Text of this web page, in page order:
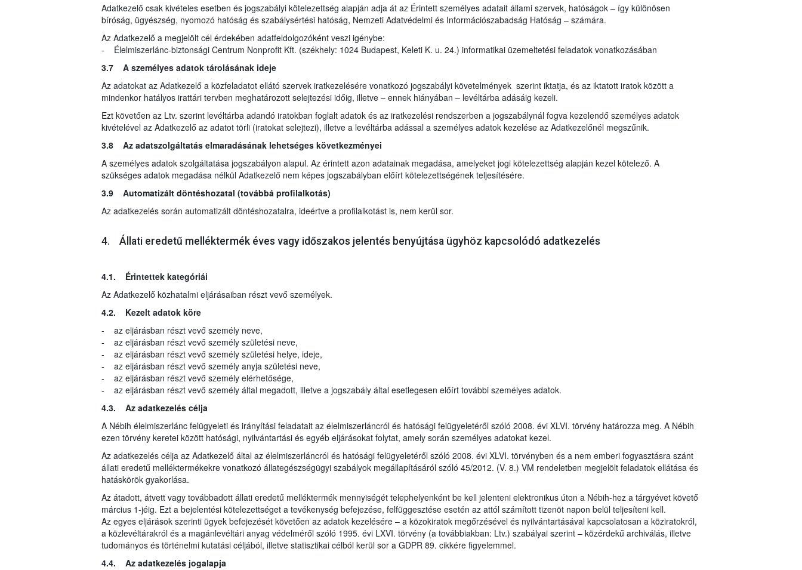
Adatkezelő csak kivételes esetben és jogszabályi kötelezettség alapján adja át az Érintett személyes adatait állami szervek, hatóságok – így különösen
bíróság, ügyészség, nyomozó hatóság és szabálysértési hatóság, Nemzeti Adatvédelmi és Információszabadság Hatóság – számára.
Az Adatkezelő a megjelölt cél érdekében adatfeldolgozóként veszi igénybe:
- Élelmiszerlánc-biztonsági Centrum Nonprofit Kft. (székhely: 1024 Budapest, Keleti K. u. 24.) informatikai üzemeltetési feladatok vonatkozásában
3.7 A személyes adatok tárolásának ideje
Az adatokat az Adatkezelő a közfeladatot ellátó szervek iratkezelésére vonatkozó jogszabályi követelmények szerint iktatja, és az iktatott iratok között a
mindenkor hatályos irattári tervben meghatározott selejtezési időig, illetve – ennek hiányában – levéltárba adásáig kezeli.
Ezt követően az Ltv. szerint levéltárba adandó iratokban foglalt adatok és az iratkezelési rendszerben a jogszabálynál fogva kezelendő személyes adatok
kivételével az Adatkezelő az adatot törli (iratokat selejtezi), illetve a levéltárba adással a személyes adatok kezelése az Adatkezelőnél megszűnik.
3.8 Az adatszolgáltatás elmaradásának lehetséges következményei
A személyes adatok szolgáltatása jogszabályon alapul. Az érintett azon adatainak megadása, amelyeket jogi kötelezettség alapján kezel kötelező. A
szükséges adatok megadása nélkül Adatkezelő nem képes jogszabályban előírt kötelezettségének teljesítésére.
3.9 Automatizált döntéshozatal (továbbá profilalkotás)
Az adatkezelés során automatizált döntéshozatalra, ideértve a profilalkotást is, nem kerül sor.
4. Állati eredetű melléktermék éves vagy időszakos jelentés benyújtása ügyhöz kapcsolódó adatkezelés
4.1. Érintettek kategóriái
Az Adatkezelő közhatalmi eljárásaiban részt vevő személyek.
4.2. Kezelt adatok köre
- az eljárásban részt vevő személy neve,
- az eljárásban részt vevő személy születési neve,
- az eljárásban részt vevő személy születési helye, ideje,
- az eljárásban részt vevő személy anyja születési neve,
- az eljárásban részt vevő személy elérhetősége,
- az eljárásban részt vevő személy által megadott, illetve a jogszabály által esetlegesen előírt további személyes adatok.
4.3. Az adatkezelés célja
A Nébih élelmiszerlánc felügyeleti és irányítási feladatait az élelmiszerláncról és hatósági felügyeletéről szóló 2008. évi XLVI. törvény határozza meg. A Nébih
ezen törvény keretei között hatósági, nyilvántartási és egyéb eljárásokat folytat, amely során személyes adatokat kezel.
Az adatkezelés célja az Adatkezelő által az élelmiszerláncról és hatósági felügyeletéről szóló 2008. évi XLVI. törvényben és a nem emberi fogyasztásra szánt
állati eredetű melléktermékekre vonatkozó állategészségügyi szabályok megállapításáról szóló 45/2012. (V. 8.) VM rendeletben megjelölt feladatok ellátása és
hatáskörök gyakorlása.
Az átadott, átvett vagy továbbadott állati eredetű melléktermék mennyiségét telephelyenként be kell jelenteni elektronikus úton a Nébih-hez a tárgyévet követő
március 1-jéig. Ezt a bejelentési kötelezettséget a tevékenység befejezése, felfüggesztése esetén az attól számított tizenöt napon belül teljesíteni kell.
Az egyes eljárások szerinti ügyek befejezését követően az adatok kezelésére – a közokiratok megőrzésével és nyilvántartásával kapcsolatosan a köziratokról,
a közlevéltárakról és a magánlevéltári anyag védelméről szóló 1995. évi LXVI. törvény (a továbbiakban: Ltv.) szabályai szerint – közérdekű archiválás, illetve
tudományos és történelmi kutatási céljából, illetve statisztikai célból kerül sor a GDPR 89. cikkére figyelemmel.
4.4. Az adatkezelés jogalapja